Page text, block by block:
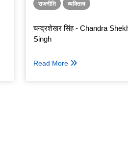
राजनीति व्यक्तित्व
चन्द्रशेखर सिंह - Chandra
Singh
Read More